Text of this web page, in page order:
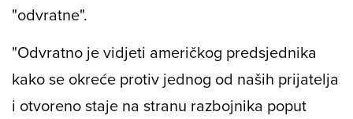
"odvratne".
"Odvratno je vidjeti američkog predsjednika
kako se okreće protiv jednog od naših prijatelja
i otvoreno staje na stranu razbojnika poput